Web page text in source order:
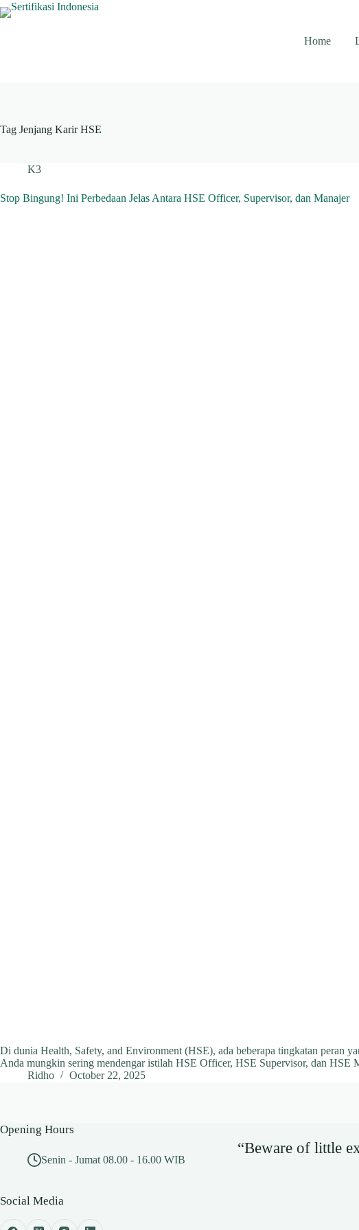
Skip
to
Home
Tag Jenjang Karir HSE
K3
Stop Bingung! Ini Perbedaan Jelas Antara HSE Officer, Supervisor, dan Manajer
Di dunia Health, Safety, and Environment (HSE), ada beberapa tingkatan peran
Anda mungkin sering mendengar istilah HSE Officer, HSE Supervisor, dan HSE
Ridho
October 22, 2025
Opening Hours
Senin - Jumat 08.00 - 16.00 WIB
Social Media
“Beware of little